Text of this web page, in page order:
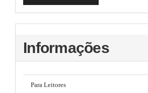
Informações
Para Leitores